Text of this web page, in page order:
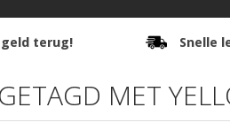
terug! Snelle
MET